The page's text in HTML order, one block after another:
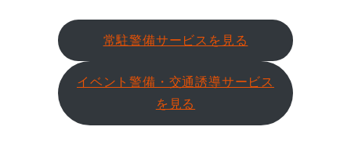
常駐警備サービスを見る
イベント警備・交通誘導サービス
を見る